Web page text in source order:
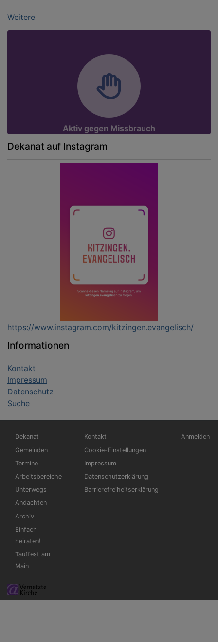
Weitere
Aktiv gegen Missbrauch
Dekanat auf Instagram
https://www.instagram.com/kitzingen.evangelisch/
Informationen
Kontakt
Impressum
Datenschutz
Suche
Hauptnavigation
Dekanat
Gemeinden
Termine
Arbeitsbereiche
Unterwegs
Andachten
Archiv
Einfach
heiraten!
Tauffest am
Main
Fußbereichsmenü
Kontakt
Cookie-Einstellungen
Impressum
Datenschutzerklärung
Barrierefreiheitserklärung
Anmelden